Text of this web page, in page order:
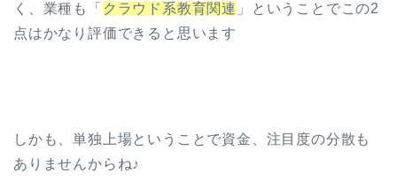
く、業種も「 クラウド系教育関連 」ということでこの2
点はかなり評価できると思います
しかも、単独上場ということで資金、注目度の分散も
ありませんからね♪